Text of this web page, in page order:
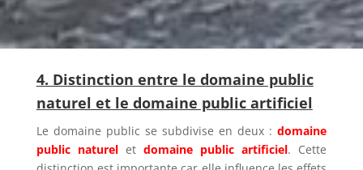
4. Distinction entre le domaine public
naturel et le domaine public artificiel
Le domaine public se subdivise en deux :domaine
public natureletdomaine public artificiel. Cette